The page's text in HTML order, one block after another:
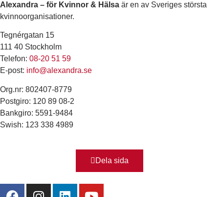
Alexandra – för Kvinnor & Hälsa är en av Sveriges största
kvinnoorganisationer.
Tegnérgatan 15
111 40 Stockholm
Telefon: 08-20 51 59
E-post: info@alexandra.se
Org.nr: 802407-8779
Postgiro: 120 89 08-2
Bankgiro: 5591-9484
Swish: 123 338 4989
Dela sida